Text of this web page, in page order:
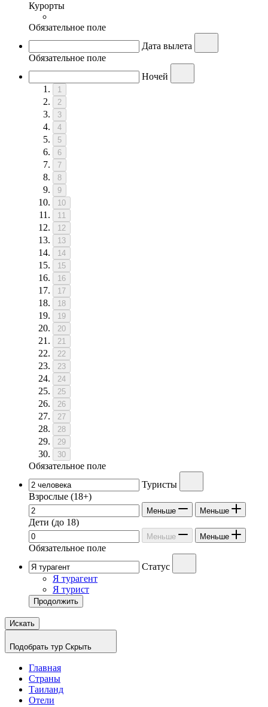
Курорты
Обязательное поле
Дата вылета
Обязательное поле
Ночей
1
2
3
4
5
6
7
8
9
10
11
12
13
14
15
16
17
18
19
20
21
22
23
24
25
26
27
28
29
30
Обязательное поле
Туристы
Взрослые (18+)
Меньше Меньше
Дети (до 18)
Меньше Меньше
Обязательное поле
Статус
Я турагент
Я турист
Продолжить
Искать
Подобрать тур Скрыть
Главная
Страны
Таиланд
Отели